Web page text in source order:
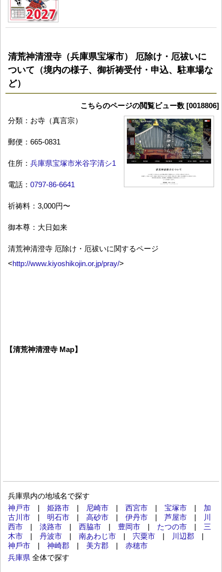
清荒神清澄寺（兵庫県宝塚市） 厄除け・厄祓いに
ついて（境内の様子、御祈祷受付・申込、駐車場な
ど）
こちらのページの閲覧ビュー数 [0018806]
分類：お寺（真言宗）
郵便：665-0831
住所： 兵庫県宝塚市米谷字清シ1
電話： 0797-86-6641
祈祷料：3,000円〜
御本尊：大日如来
清荒神清澄寺 厄除け・厄祓いに関するページ
<http://www.kiyoshikojin.or.jp/pray/>
【清荒神清澄寺 Map】
兵庫県内の地域名で探す
神戸市
姫路市 尼崎市 西宮市 宝塚市
加
古川市
明石市 高砂市 伊丹市 芦屋市
川
西市
淡路市 西脇市 豊岡市 たつの市
三
木市
丹波市 南あわじ市 宍粟市 川辺郡
神⼾市
神崎郡 美方郡
赤穂市
兵庫県 全体で探す